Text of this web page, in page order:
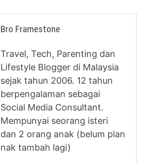
Bro Framestone
Travel, Tech, Parenting dan
Lifestyle Blogger di Malaysia
sejak tahun 2006. 12 tahun
berpengalaman sebagai
Social Media Consultant.
Mempunyai seorang isteri
dan 2 orang anak (belum plan
nak tambah lagi)